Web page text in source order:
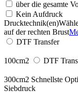
über die gesamte
Kein Aufdruck
Drucktechnik(en)
auf der rechten Brust
DTF Transfer
100cm2 DTF
300cm2 Schnellste
Siebdruck